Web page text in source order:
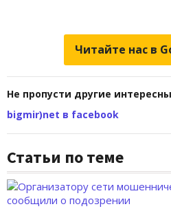
Читайте нас в
Не пропусти другие
bigmir)net в facebook
Статьи по теме